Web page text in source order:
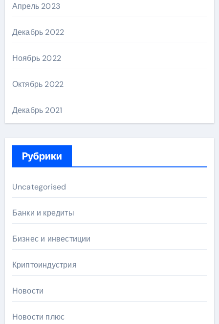
Апрель 2023
Декабрь 2022
Ноябрь 2022
Октябрь 2022
Декабрь 2021
Рубрики
Uncategorised
Банки и кредиты
Бизнес и инвестиции
Криптоиндустрия
Новости
Новости плюс